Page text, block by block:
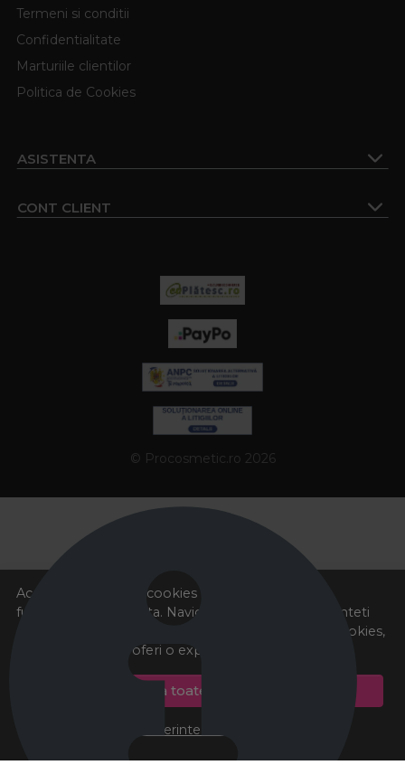
Acest site foloseste cookies pentru a va oferi
functionalitatea dorita. Navigand in continuare, sunteti
si cu plasarea de cookies,
cu scopul de a va oferi o experienta imbunatatita.
Accepta toate cookie-urile
Preferinte cookie-uri
Termeni si conditii
Confidentialitate
Marturiile clientilor
Politica de Cookies
ASISTENTA
CONT CLIENT
© Procosmetic.ro 2026